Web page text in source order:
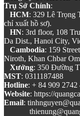
Trụ Sở Chính:
HCM: 329 Lê Trọng
chỉ xuất hồ sơ).
HN: 3rd floor, 108
Da Dist., Hanoi City,
Cambodia: 159
Niroth, Khan Chbar
Xưởng: 350 Đường
MST: 0311187488
Hotline: + 84 909
Website: https://
Email: